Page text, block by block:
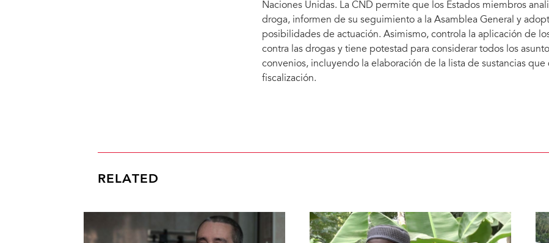
Naciones Unidas. La CND permite que los Estados miembros
droga, informen de su seguimiento a la Asamblea General y
posibilidades de actuación. Asimismo, controla la aplicación de
contra las drogas y tiene potestad para considerar todos los
convenios, incluyendo la elaboración de la lista de sustancias
fiscalización.
RELATED